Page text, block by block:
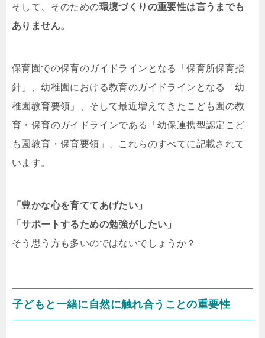
そして、そのための環境づくりの重要性は言うまでも
ありません。
保育園での保育のガイドラインとなる「保育所保育指
針」、幼稚園における教育のガイドラインとなる「幼
稚園教育要領」、そして最近増えてきたこども園の教
育・保育のガイドラインである「幼保連携型認定こど
も園教育・保育要領」、これらのすべてに記載されて
います。
「豊かな心を育ててあげたい」
「サポートするための勉強がしたい」
そう思う方も多いのではないでしょうか？
子どもと一緒に自然に触れ合うことの重要性